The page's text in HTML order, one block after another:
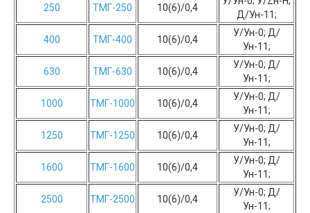
250 ТМГ-250 10(6)/0,4
Д/Ун-11;
400 ТМГ-400 10(6)/0,4
У/Ун-0; Д/
Ун-11;
630 ТМГ-630 10(6)/0,4
У/Ун-0; Д/
Ун-11;
1000 ТМГ-1000 10(6)/0,4
У/Ун-0; Д/
Ун-11;
1250 ТМГ-1250 10(6)/0,4
У/Ун-0; Д/
Ун-11;
1600 ТМГ-1600 10(6)/0,4
У/Ун-0; Д/
Ун-11;
2500 ТМГ-2500 10(6)/0,4
У/Ун-0; Д/
Ун-11;